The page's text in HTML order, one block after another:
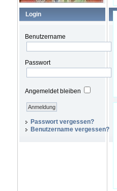
Login
Benutzername
Passwort
Angemeldet bleiben
Passwort vergessen?
Benutzername vergessen?